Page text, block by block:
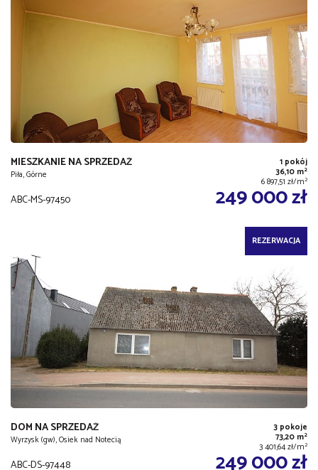
MIESZKANIE NA SPRZEDAŻ
Piła, Górne
1 pokój
36,10 m2
6 897,51 zł/m2
ABC-MS-97450 249 000 zł
REZERWACJA
DOM NA SPRZEDAŻ
Wyrzysk (gw), Osiek nad Notecią
3 pokoje
73,20 m2
3 401,64 zł/m2
ABC-DS-97448 249 000 zł